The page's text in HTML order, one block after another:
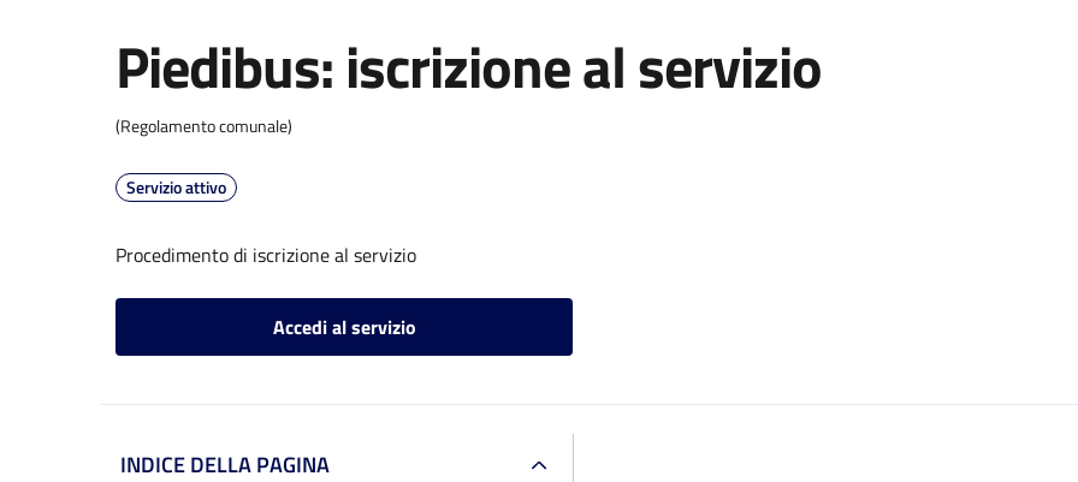
Piedibus: iscrizione al servizio
(Regolamento comunale)
Servizio attivo
Procedimento di iscrizione al servizio
Accedi al servizio
INDICE DELLA PAGINA